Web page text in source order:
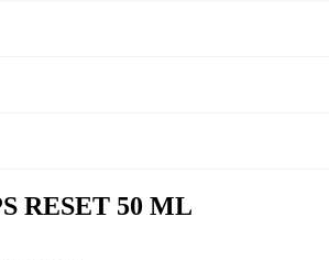
RESET 50 ML